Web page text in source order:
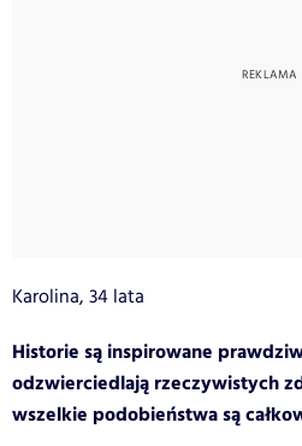
Karolina, 34 lata
Historie są inspirowane
odzwierciedlają rzeczywistych
wszelkie podobieństwa są